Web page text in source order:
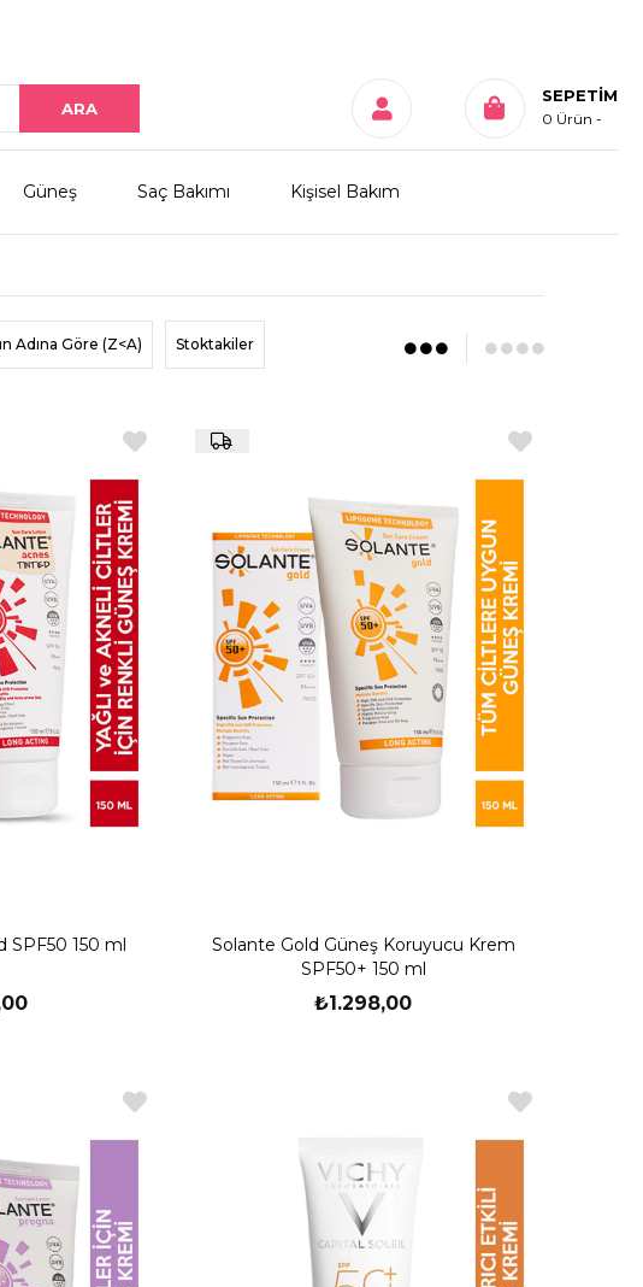
SEPETIM
0 Ürün
Güneş Saç Bakımı Kişisel Bakım
Adına Göre (Z<A) Stoktakiler
SPF50 150 ml
Solante Gold Güneş Koruyucu Krem
SPF50+ 150 ml
₺1.298,00